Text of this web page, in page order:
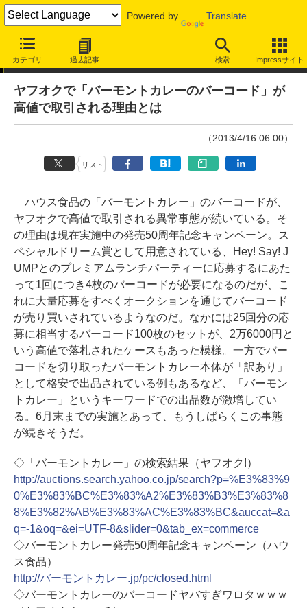
Powered by Translate
カテゴリ 過去記事 検索 Impressサイト
やじうまWatch
ヤフオクで「バーモントカレーのバーコード」が
高値で取引される理由とは
（2013/4/16 06:00）
リスト
ハウス食品の「バーモントカレー」のバーコードが、
ヤフオクで高値で取引される異常事態が続いている。そ
の理由は現在実施中の発売50周年記念キャンペーン。ス
ペシャルドリーム賞として用意されている、Hey! Say! J
UMPとのプレミアムランチパーティーに応募するにあた
って1回につき4枚のバーコードが必要になるのだが、こ
れに大量応募をすべくオークションを通じてバーコード
が売り買いされているようなのだ。なかには25回分の応
募に相当するバーコード100枚のセットが、2万6000円と
いう高値で落札されたケースもあった模様。一方でバー
コードを切り取ったバーモントカレー本体が「訳あり」
として格安で出品されている例もあるなど、「バーモン
トカレー」というキーワードでの出品数が激増してい
る。6月末までの実施とあって、もうしばらくこの事態
が続きそうだ。
◇「バーモントカレー」の検索結果（ヤフオク!）
http://auctions.search.yahoo.co.jp/search?p=%E3%83%9
0%E3%83%BC%E3%83%A2%E3%83%B3%E3%83%8
8%E3%82%AB%E3%83%AC%E3%83%BC&auccat=&a
q=-1&oq=&ei=UTF-8&slider=0&tab_ex=commerce
◇バーモントカレー発売50周年記念キャンペーン（ハウ
ス食品）
http://バーモントカレー.jp/pc/closed.html
◇バーモントカレーのバーコードヤバすぎワロタｗｗｗ